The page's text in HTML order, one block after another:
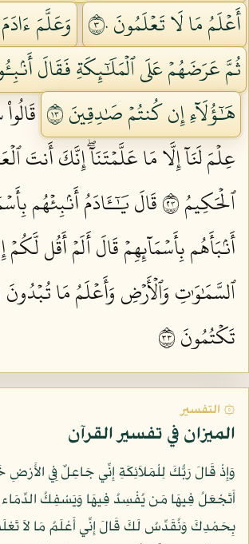
أَعۡلَمُ مَا لَا تَعۡلَمُونَ ٣٠
وَعَلَّمَ
ثُمَّ عَرَضَهُمۡ عَلَى ٱلۡمَلَٰٓئِكَةِ فَقَالَ
هَٰٓؤُلَآءِ إِن كُنتُمۡ صَٰدِقِينَ ٣١
عِلۡمَ لَنَآ إِلَّا مَا عَلَّمۡتَنَآۖ إِنَّكَ أَنتَ
ٱلۡحَكِيمُ ٣٢
قَالَ يَٰٓـَٔادَمُ أَنۢبِئۡهُم
أَنۢبَأَهُم بِأَسۡمَآئِهِمۡ قَالَ أَلَمۡ أَقُل
ٱلسَّمَٰوَٰتِ وَٱلۡأَرۡضِ وَأَعۡلَمُ مَا تُبۡدُونَ
تَكۡتُمُونَ ٣٣
۞ التفسير
الميزان في تفسير القرآن
وَإِذْ قَالَ رَبُّكَ لِلْمَلاَئِكَةِ إِنِّي جَاعِلٌ فِي الأَرْضِ
أَتَجْعَلُ فِيهَا مَن يُفْسِدُ فِيهَا وَيَسْفِكُ